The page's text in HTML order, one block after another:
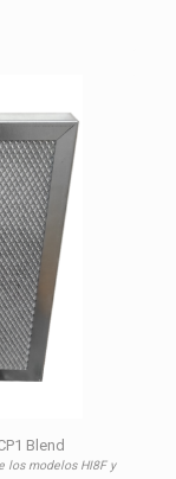
Blend
los modelos HI8F y